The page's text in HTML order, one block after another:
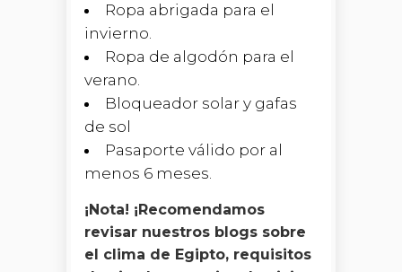
Ropa abrigada para el
invierno.
Ropa de algodón para el
verano.
Bloqueador solar y gafas
de sol
Pasaporte válido por al
menos 6 meses.
¡Nota! ¡Recomendamos
revisar nuestros blogs sobre
el clima de Egipto, requisitos